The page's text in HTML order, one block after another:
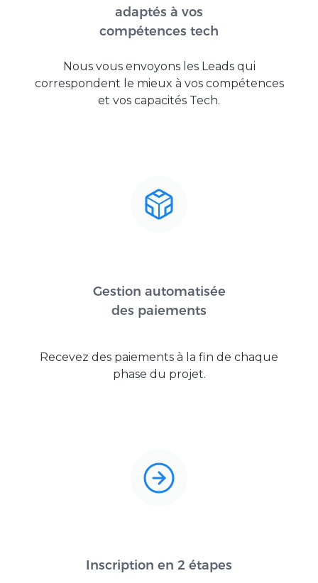
adaptés à vos
compétences tech
Nous vous envoyons les Leads qui
correspondent le mieux à vos compétences
et vos capacités Tech.
Gestion automatisée
des paiements
Recevez des paiements à la fin de chaque
phase du projet.
Inscription en 2 étapes